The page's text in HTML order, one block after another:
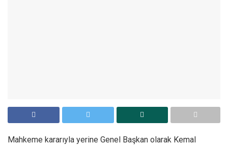
Mahkeme kararıyla yerine Genel Başkan olarak Kemal